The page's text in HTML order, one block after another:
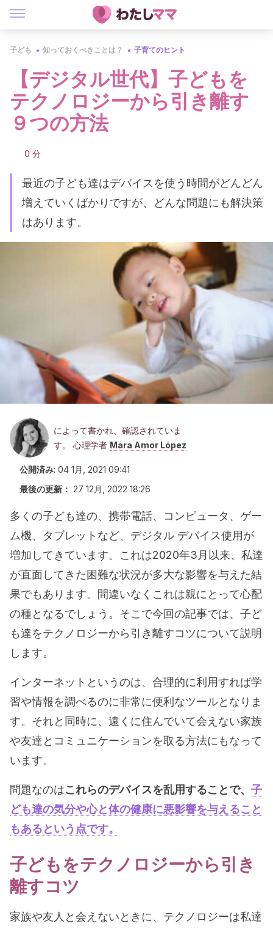
子ども 知っておくべきことは？ 子育てのヒント
【デジタル世代】子どもを
テクノロジーから引き離す
９つの方法
0 分
最近の子ども達はデバイスを使う時間がどんどん
増えていくばかりですが、どんな問題にも解決策
はあります。
によって書かれ、確認されていま
す。 心理学者 Mara Amor López
公開済み: 04 1月, 2021 09:41
最後の更新： 27 12月, 2022 18:26
多くの子ども達の、携帯電話、コンピュータ、ゲー
ム機、タブレットなど、デジタル デバイス使用が
増加してきています。これは2020年3月以来、私達
が直面してきた困難な状況が多大な影響を与えた結
果でもあります。間違いなくこれは親にとって心配
の種となるでしょう。そこで今回の記事では、子ど
も達をテクノロジーから引き離すコツについて説明
します。
インターネットというのは、合理的に利用すれば学
習や情報を調べるのに非常に便利なツールとなりま
す。それと同時に、遠くに住んでいて会えない家族
や友達とコミュニケーションを取る方法にもなって
います。
問題なのはこれらのデバイスを乱用することで、 子
ども達の気分や心と体の健康に悪影響を与えること
もあるという点です。
子どもをテクノロジーから引き
離すコツ
家族や友人と会えないときに、テクノロジーは私達